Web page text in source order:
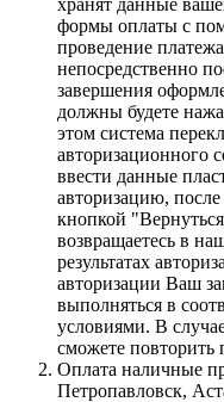
формы оплаты с
проведение
непосредственно
завершения
должны будете
этом система
авторизационного
ввести данные
авторизацию,
кнопкой
возвращаетесь в
результатах
авторизации Ваш
выполняться в
условиями. В
сможете повторить
Оплата наличные
Петропавловск,